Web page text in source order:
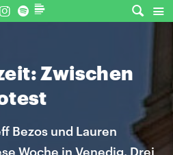
Zwischen
Bezos und Lauren
Woche in Venedig. Drei